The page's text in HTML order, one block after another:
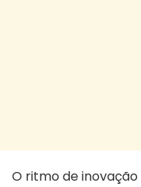
O ritmo de